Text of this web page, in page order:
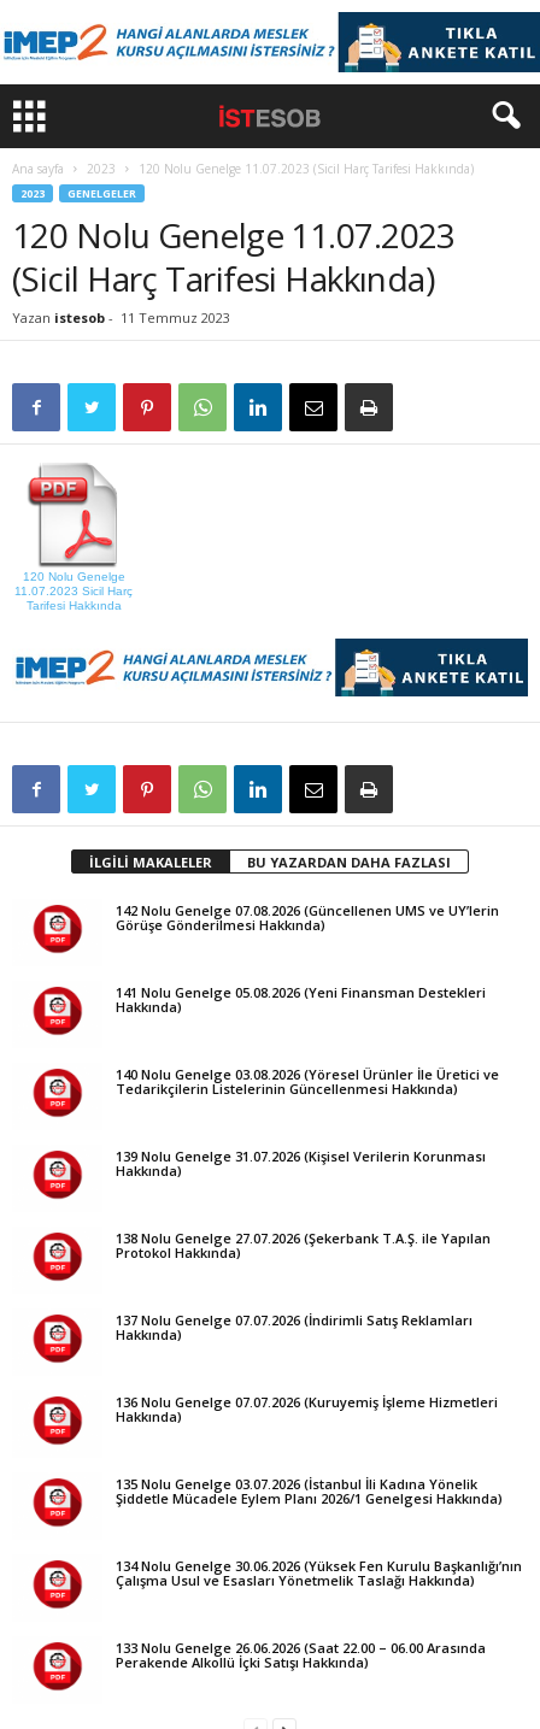
Ana sayfa 2023 120 Nolu Genelge 11.07.2023 (Sicil Harç Tarifesi Hakkında)
2023 GENELGELER
120 Nolu Genelge 11.07.2023
(Sicil Harç Tarifesi Hakkında)
Yazan istesob - 11 Temmuz 2023
120 Nolu Genelge
11.07.2023 Sicil Harç
Tarifesi Hakkında
İLGİLİ MAKALELER BU YAZARDAN DAHA FAZLASI
142 Nolu Genelge 07.08.2026 (Güncellenen UMS ve UY’lerin
Görüşe Gönderilmesi Hakkında)
141 Nolu Genelge 05.08.2026 (Yeni Finansman Destekleri
Hakkında)
140 Nolu Genelge 03.08.2026 (Yöresel Ürünler İle Üretici ve
Tedarikçilerin Listelerinin Güncellenmesi Hakkında)
139 Nolu Genelge 31.07.2026 (Kişisel Verilerin Korunması
Hakkında)
138 Nolu Genelge 27.07.2026 (Şekerbank T.A.Ş. ile Yapılan
Protokol Hakkında)
137 Nolu Genelge 07.07.2026 (İndirimli Satış Reklamları
Hakkında)
136 Nolu Genelge 07.07.2026 (Kuruyemiş İşleme Hizmetleri
Hakkında)
135 Nolu Genelge 03.07.2026 (İstanbul İli Kadına Yönelik
Şiddetle Mücadele Eylem Planı 2026/1 Genelgesi Hakkında)
134 Nolu Genelge 30.06.2026 (Yüksek Fen Kurulu Başkanlığı’nın
Çalışma Usul ve Esasları Yönetmelik Taslağı Hakkında)
133 Nolu Genelge 26.06.2026 (Saat 22.00 – 06.00 Arasında
Perakende Alkollü İçki Satışı Hakkında)